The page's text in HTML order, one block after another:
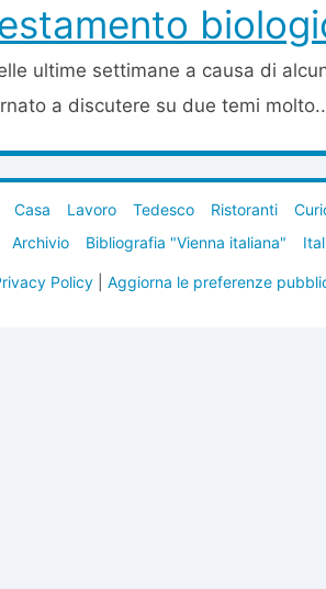
ultime settimane a causa di
a discutere su due temi
Casa Lavoro Tedesco Ristoranti
Archivio Bibliografia "Vienna italiana"
Policy| Aggiorna le preferenze